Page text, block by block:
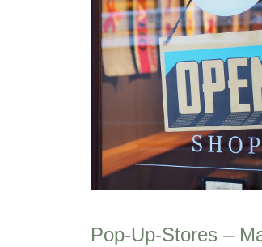
Pop-Up-Stores –